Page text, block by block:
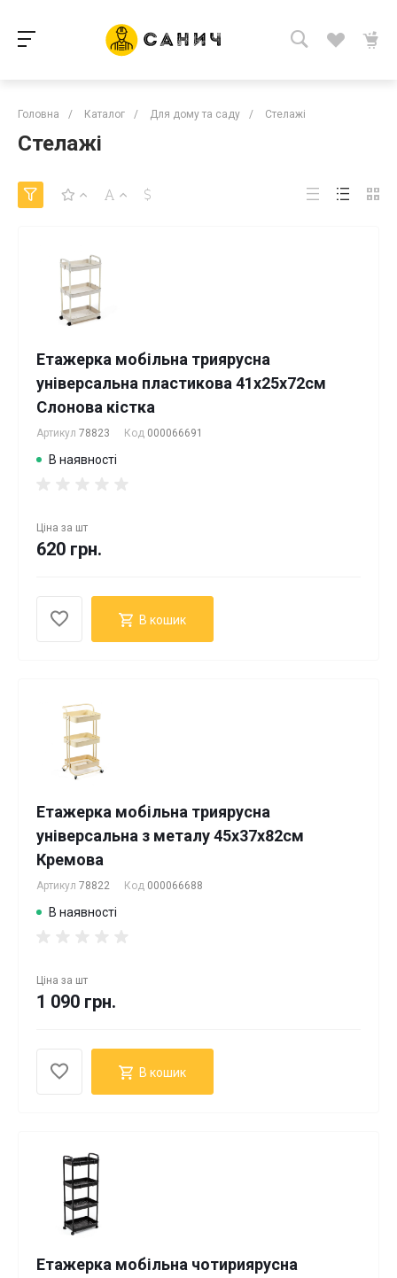
Головна / Каталог / Для дому та саду / Стелажі
Стелажі
Етажерка мобільна триярусна
універсальна пластикова 41х25х72см
Слонова кістка
Артикул 78823 Код 000066691
В наявності
Ціна за шт
620 грн.
В кошик
Етажерка мобільна триярусна
універсальна з металу 45х37х82см
Кремова
Артикул 78822 Код 000066688
В наявності
Ціна за шт
1 090 грн.
В кошик
Етажерка мобільна чотириярусна